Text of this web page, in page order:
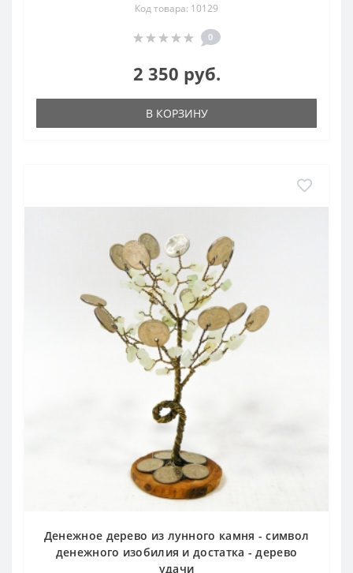
Код товара: 10129
0
2 350 руб.
В КОРЗИНУ
Денежное дерево из лунного камня - символ
денежного изобилия и достатка - дерево
удачи